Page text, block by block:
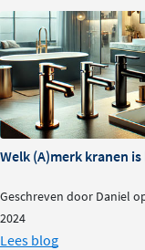
Welk (A)merk kranen
Geschreven door Daniel
2024
Lees blog